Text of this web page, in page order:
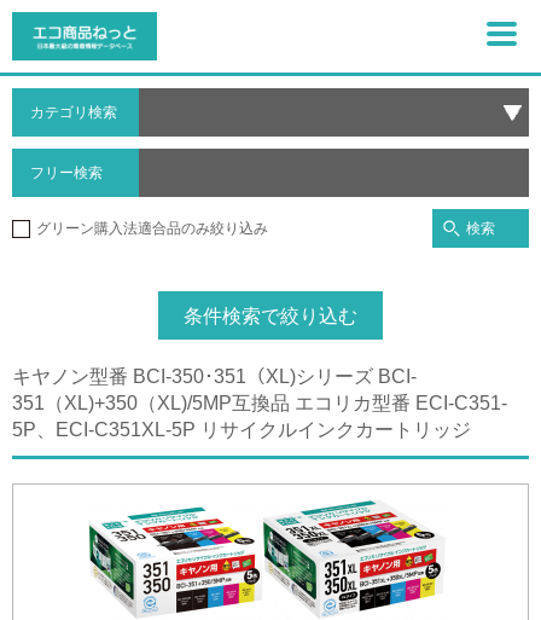
カテゴリ検索
フリー検索
グリーン購入法適合品のみ絞り込み 検索
条件検索で絞り込む
キヤノン型番 BCI-350･351（XL)シリーズ BCI-
351（XL)+350（XL)/5MP互換品 エコリカ型番 ECI-C351-
5P、ECI-C351XL-5P リサイクルインクカートリッジ